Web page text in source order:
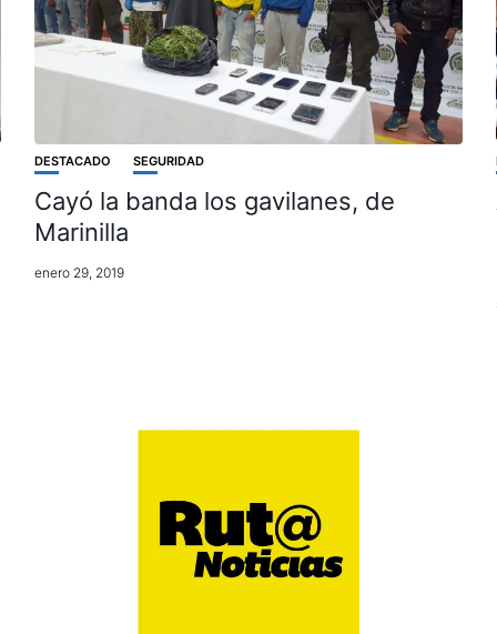
DESTACADO SEGURIDAD
Cayó la banda los gavilanes, de
Marinilla
enero 29, 2019